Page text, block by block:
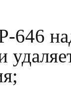
646